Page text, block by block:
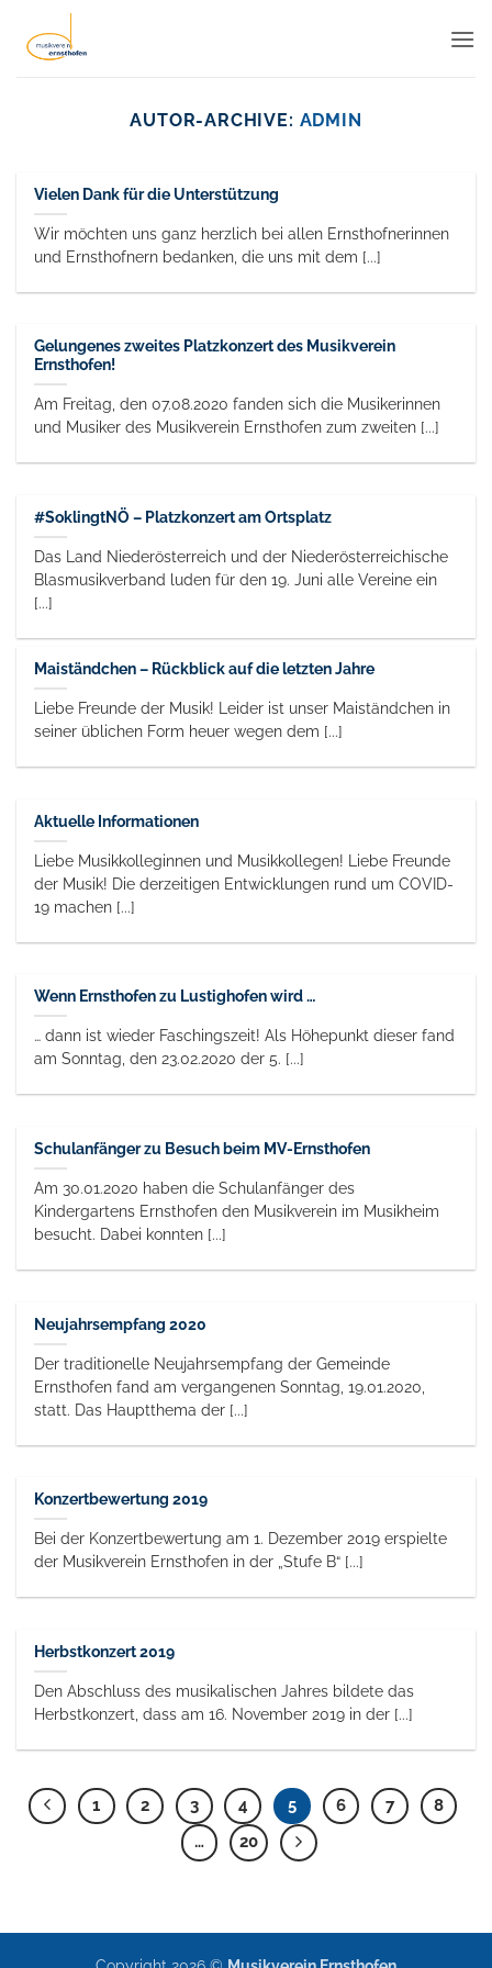
Inhalt
springen
AUTOR-ARCHIVE: ADMIN
Vielen Dank für die Unterstützung
Wir möchten uns ganz herzlich bei allen Ernsthofnerinnen
und Ernsthofnern bedanken, die uns mit dem [...]
Gelungenes zweites Platzkonzert des Musikverein
Ernsthofen!
Am Freitag, den 07.08.2020 fanden sich die Musikerinnen
und Musiker des Musikverein Ernsthofen zum zweiten [...]
#SoklingtNÖ – Platzkonzert am Ortsplatz
Das Land Niederösterreich und der Niederösterreichische
Blasmusikverband luden für den 19. Juni alle Vereine ein
[...]
Maiständchen – Rückblick auf die letzten Jahre
Liebe Freunde der Musik! Leider ist unser Maiständchen in
seiner üblichen Form heuer wegen dem [...]
Aktuelle Informationen
Liebe Musikkolleginnen und Musikkollegen! Liebe Freunde
der Musik! Die derzeitigen Entwicklungen rund um COVID-
19 machen [...]
Wenn Ernsthofen zu Lustighofen wird …
… dann ist wieder Faschingszeit! Als Höhepunkt dieser fand
am Sonntag, den 23.02.2020 der 5. [...]
Schulanfänger zu Besuch beim MV-Ernsthofen
Am 30.01.2020 haben die Schulanfänger des
Kindergartens Ernsthofen den Musikverein im Musikheim
besucht. Dabei konnten [...]
Neujahrsempfang 2020
Der traditionelle Neujahrsempfang der Gemeinde
Ernsthofen fand am vergangenen Sonntag, 19.01.2020,
statt. Das Hauptthema der [...]
Konzertbewertung 2019
Bei der Konzertbewertung am 1. Dezember 2019 erspielte
der Musikverein Ernsthofen in der „Stufe B“ [...]
Herbstkonzert 2019
Den Abschluss des musikalischen Jahres bildete das
Herbstkonzert, dass am 16. November 2019 in der [...]
1 2 3 4 5 6 7
8
…
20